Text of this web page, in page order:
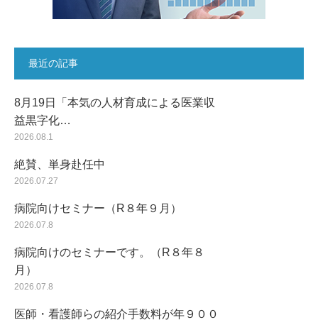
最近の記事
8月19日「本気の人材育成による医業収
益黒字化…
2026.08.1
絶賛、単身赴任中
2026.07.27
病院向けセミナー（R８年９月）
2026.07.8
病院向けのセミナーです。（R８年８
月）
2026.07.8
医師・看護師らの紹介手数料が年９００